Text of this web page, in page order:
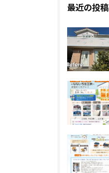
最近の投稿